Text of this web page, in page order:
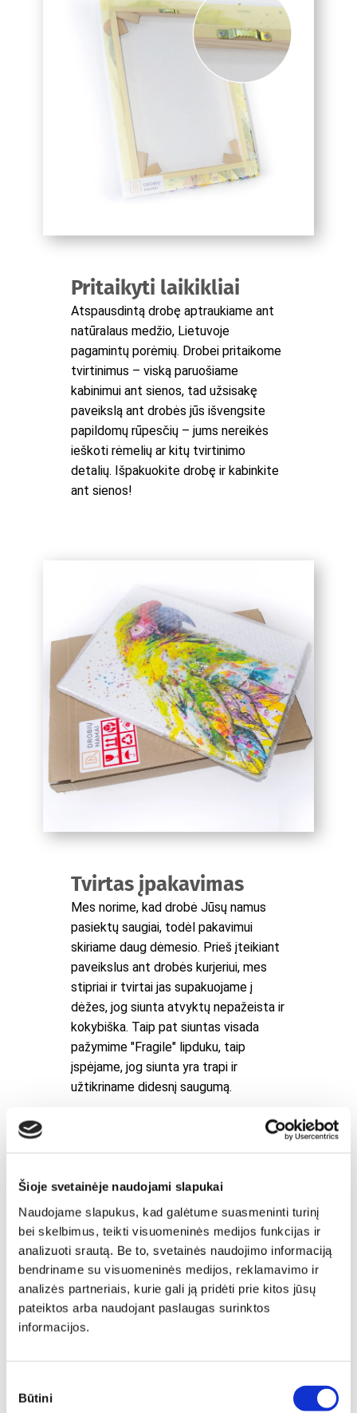
Šioje svetainėje naudojami slapukai
Naudojame slapukus, kad galėtume suasmeninti turinį
bei skelbimus, teikti visuomeninės medijos funkcijas ir
analizuoti srautą. Be to, svetainės naudojimo informaciją
bendriname su visuomeninės medijos, reklamavimo ir
analizės partneriais, kurie gali ją pridėti prie kitos jūsų
pateiktos arba naudojant paslaugas surinktos
informacijos.
pasirinkimas
Būtini
Pritaikyti laikikliai
Atspausdintą drobę aptraukiame ant
natūralaus medžio, Lietuvoje
pagamintų porėmių. Drobei pritaikome
tvirtinimus – viską paruošiame
kabinimui ant sienos, tad užsisakę
paveikslą ant drobės jūs išvengsite
papildomų rūpesčių – jums nereikės
ieškoti rėmelių ar kitų tvirtinimo
detalių. Išpakuokite drobę ir kabinkite
ant sienos!
Tvirtas įpakavimas
Mes norime, kad drobė Jūsų namus
pasiektų saugiai, todėl pakavimui
skiriame daug dėmesio. Prieš įteikiant
paveikslus ant drobės kurjeriui, mes
stipriai ir tvirtai jas supakuojame į
dėžes, jog siunta atvyktų nepažeista ir
kokybiška. Taip pat siuntas visada
pažymime "Fragile" lipduku, taip
įspėjame, jog siunta yra trapi ir
užtikriname didesnį saugumą.